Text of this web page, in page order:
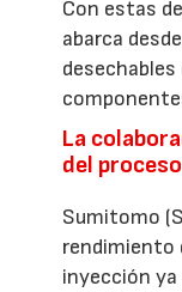
Con estas
abarca
La
del proceso
Sumitomo
rendimiento
inyección ya